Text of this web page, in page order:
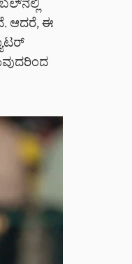
ಆದರೆ, ಈ